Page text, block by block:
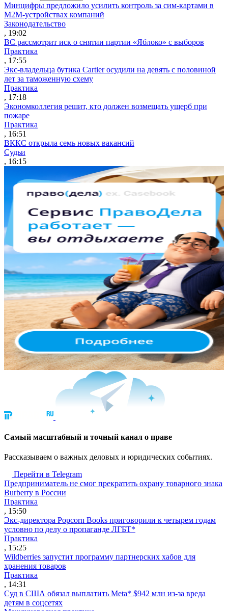
Минцифры предложило усилить контроль за сим-картами в
M2M-устройствах компаний
Законодательство
, 19:02
ВС рассмотрит иск о снятии партии «Яблоко» с выборов
Практика
, 17:55
Экс-владельца бутика Cartier осудили на девять с половиной
лет за таможенную схему
Практика
, 17:18
Экономколлегия решит, кто должен возмещать ущерб при
пожаре
Практика
, 16:51
ВККС открыла семь новых вакансий
Судьи
, 16:15
Cамый масштабный и точный канал о праве
Рассказываем о важных деловых и юридических событиях.
Перейти в Telegram
Предприниматель не смог прекратить охрану товарного знака
Burberry в России
Практика
, 15:50
Экс-директора Popcorn Books приговорили к четырем годам
условно по делу о пропаганде ЛГБТ*
Практика
, 15:25
Wildberries запустит программу партнерских хабов для
хранения товаров
Практика
, 14:31
Суд в США обязал выплатить Meta* $942 млн из-за вреда
детям в соцсетях